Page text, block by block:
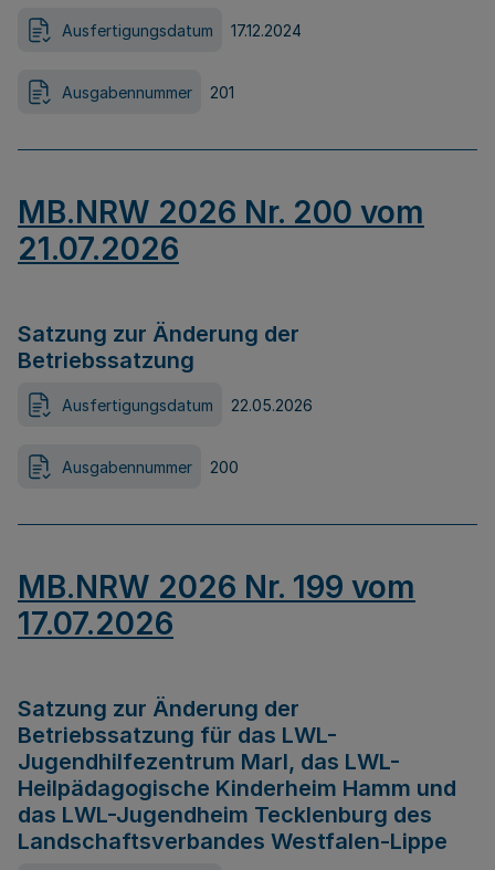
Ausfertigungsdatum 17.12.2024
Ausgabennummer 201
MB.NRW 2026 Nr. 200 vom
21.07.2026
Satzung zur Änderung der
Betriebssatzung
Ausfertigungsdatum 22.05.2026
Ausgabennummer 200
MB.NRW 2026 Nr. 199 vom
17.07.2026
Satzung zur Änderung der
Betriebssatzung für das LWL-
Jugendhilfezentrum Marl, das LWL-
Heilpädagogische Kinderheim Hamm und
das LWL-Jugendheim Tecklenburg des
Landschaftsverbandes Westfalen-Lippe